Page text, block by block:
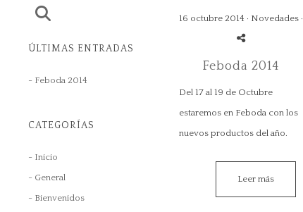
16 octubre 2014 · Novedades·
Feboda 2014
Del 17 al 19 de Octubre
estaremos en Feboda con los
nuevos productos del año.
Leer más
ÚLTIMAS ENTRADAS
- Feboda 2014
CATEGORÍAS
- Inicio
- General
- Bienvenidos